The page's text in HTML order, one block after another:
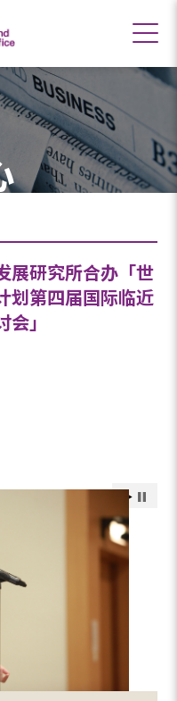
展研究所合办「世
划第四届国际临近
」